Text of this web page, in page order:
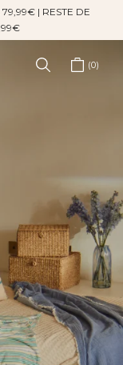
| RESTE DE
0